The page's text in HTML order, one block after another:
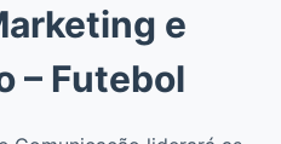
e
– Futebol